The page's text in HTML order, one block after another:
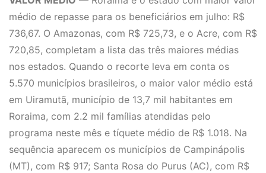
médio de repasse para os beneficiários em julho: R$
736,67. O Amazonas, com R$ 725,73, e o Acre, com R$
720,85, completam a lista das três maiores médias
nos estados. Quando o recorte leva em conta os
5.570 municípios brasileiros, o maior valor médio está
em Uiramutã, município de 13,7 mil habitantes em
Roraima, com 2.2 mil famílias atendidas pelo
programa neste mês e tíquete médio de R$ 1.018. Na
sequência aparecem os municípios de Campinápolis
(MT), com R$ 917; Santa Rosa do Purus (AC), com R$